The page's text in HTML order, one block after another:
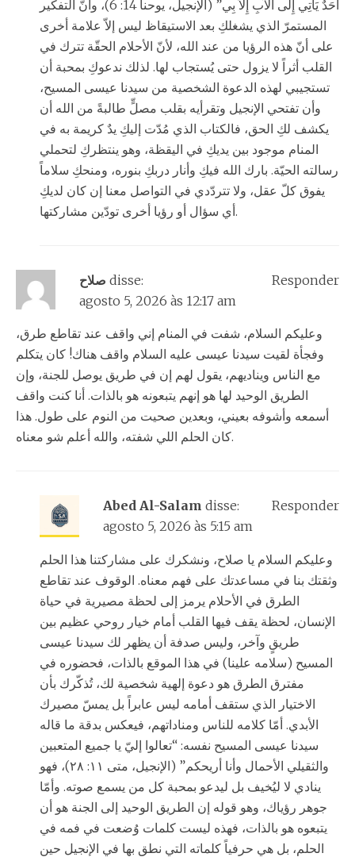
أَحَدٌ يَأْتِي إِلَى الآبِ إِلاَّ بِي” (الإنجيل، يوحنا 14: 6)، وأنّ التفكير
المستمرّ الذي يشغلكِ بعد الاستيقاظ ليس إلاّ علامة أخرى
على أنّ هذه الرؤيا من عند الله، لأنّ الأحلام الحقّة تترك في
القلب أثراً لا يزول حتى يُستجاب لها. لذلك ندعوكِ بمحبة أن
تستجيبي لهذه الدعوة الشخصية من سيدنا عيسى المسيح،
وأن تفتحي الإنجيل وتقرأيه بقلب مصلٍّ طالبةً من الله أن
يكشف لكِ الحق، فالكتاب الذي مُدّت إليكِ يدٌ كريمة به في
المنام موجود بين يديكِ في اليقظة، وهو ينتظركِ لتحملي
رسالته الحيّة. بارك الله فيكِ وأنار دربكِ بنوره، ومنحكِ سلاماً
يفوق كلّ عقل، ولا تتردّدي في التواصل معنا إن كان لديكِ
أي سؤال أو رؤيا أخرى تودّين مشاركتها.
صلاح disse:
agosto 5, 2026 às 12:17 am
وعليكم السلام، شفت في المنام إني واقف عند تقاطع طرق،
وفجأة لقيت سيدنا عيسى عليه السلام واقف هناك! كان يتكلم
مع الناس ويناديهم، يقول لهم إن في طريق يوصل للجنة، وإن
الطريق الوحيد لها هو إنهم يتبعونه هو بالذات. أنا كنت واقف
أسمعه وأشوفه بعيني، وبعدين صحيت من النوم على طول. هذا
كان الحلم اللي شفته، والله أعلم شو معناه.
Responder
Abed Al-Salam disse:
agosto 5, 2026 às 5:15 am
وعليكم السلام يا صلاح، ونشكرك على مشاركتنا هذا الحلم
وثقتك بنا في مساعدتك على فهم معناه. الوقوف عند تقاطع
الطرق في الأحلام يرمز إلى لحظة مصيرية في حياة
الإنسان، لحظة يقف فيها القلب أمام خيار روحي عظيم بين
طريقٍ وآخر، وليس صدفة أن يظهر لك سيدنا عيسى
المسيح (سلامه علينا) في هذا الموقع بالذات، فحضوره في
مفترق الطرق هو دعوة إلهية شخصية لك، تُذكّرك بأن
الاختيار الذي ستقف أمامه ليس عابراً بل يمسّ مصيرك
الأبدي. أمّا كلامه للناس ومناداتهم، فيعكس بدقة ما قاله
سيدنا عيسى المسيح نفسه: “تعالوا إليّ يا جميع المتعبين
والثقيلي الأحمال وأنا أريحكم” (الإنجيل، متى ١١: ٢٨)، فهو
ينادي لا ليُخيف بل ليدعو بمحبة كل من يسمع صوته. وأمّا
جوهر رؤياك، وهو قوله إن الطريق الوحيد إلى الجنة هو أن
يتبعوه هو بالذات، فهذه ليست كلمات وُضعت في فمه في
الحلم، بل هي حرفياً كلماته التي نطق بها في الإنجيل حين
Responder